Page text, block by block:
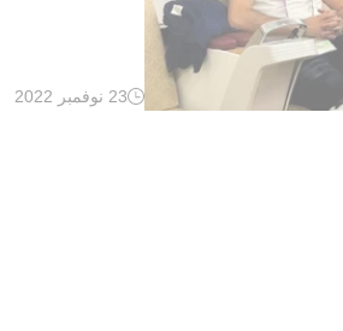
وقت
23 نوفمبر 2022